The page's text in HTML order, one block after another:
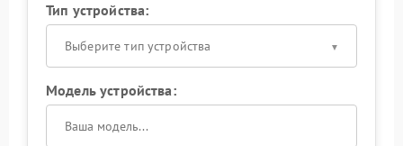
Тип устройства:
Выберите тип устройства
Модель устройства: